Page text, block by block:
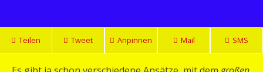
Teilen Tweet Anpinnen Mail SMS